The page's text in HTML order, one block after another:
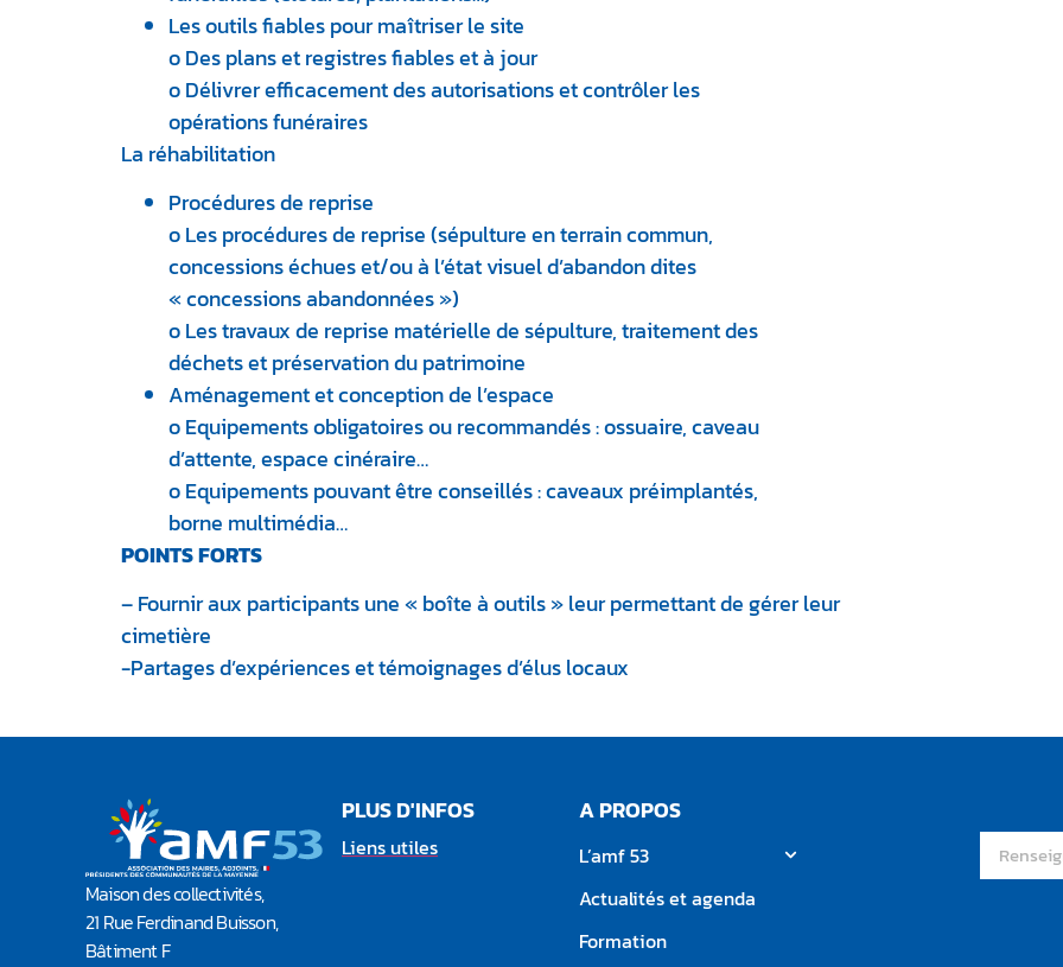
Les outils fiables pour maîtriser le site
o Des plans et registres fiables et à jour
o Délivrer efficacement des autorisations et contrôler les
opérations funéraires
La réhabilitation
Procédures de reprise
o Les procédures de reprise (sépulture en terrain commun,
concessions échues et/ou à l’état visuel d’abandon dites
« concessions abandonnées »)
o Les travaux de reprise matérielle de sépulture, traitement des
déchets et préservation du patrimoine
Aménagement et conception de l’espace
o Equipements obligatoires ou recommandés : ossuaire, caveau
d’attente, espace cinéraire…
o Equipements pouvant être conseillés : caveaux préimplantés,
borne multimédia…
POINTS FORTS
– Fournir aux participants une « boîte à outils » leur permettant de gérer leur
cimetière
-Partages d’expériences et témoignages d’élus locaux
Maison des collectivités,
21 Rue Ferdinand Buisson,
Bâtiment F
PLUS D'INFOS
Liens utiles
A PROPOS
L’amf 53
Actualités et agenda
Formation